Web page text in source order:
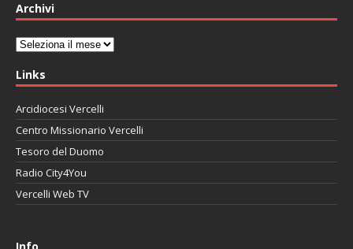
Archivi
Archivi
Links
Arcidiocesi Vercelli
Centro Missionario Vercelli
Tesoro del Duomo
Radio City4You
Vercelli Web TV